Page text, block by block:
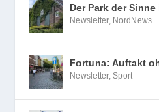
Der Park der
Newsletter, NordNews
Fortuna: Auftakt
Newsletter,Sport